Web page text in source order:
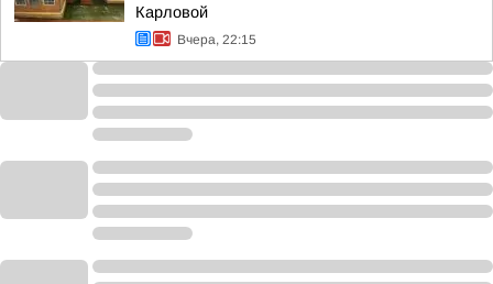
Карловой
Вчера, 22:15